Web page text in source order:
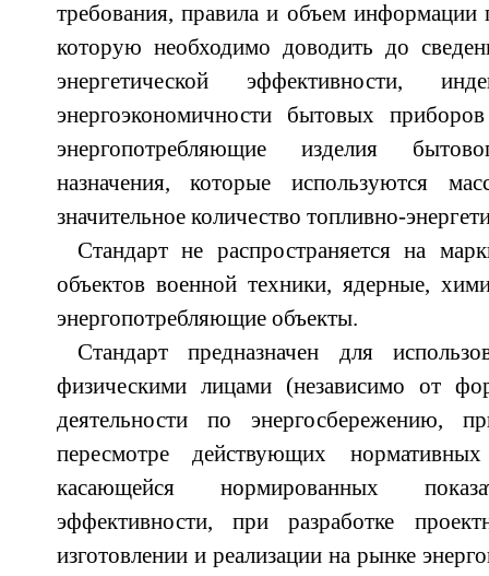
требования, правила и объем информации
которую необходимо доводить до
энергетической эффективности,
энергоэкономичности бытовых
энергопотребляющие изделия
назначения, которые используются
значительное количество топливно-
Стандарт не распространяется на
объектов военной техники, ядерные,
энергопотребляющие объекты.
Стандарт предназначен для
физическими лицами (независимо от
деятельности по энергосбережению,
пересмотре действующих
касающейся нормированных
эффективности, при разработке
изготовлении и реализации на рынке